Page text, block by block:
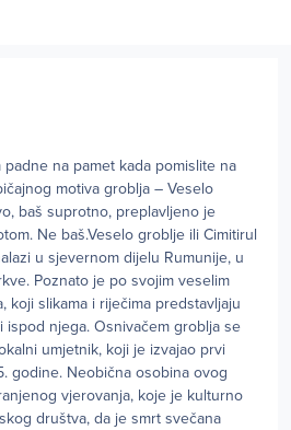
na pamet kada pomislite na
motiva groblja – Veselo
baš suprotno, preplavljeno je
Ne baš.Veselo groblje ili Cimitirul
u sjevernom dijelu Rumunije, u
Poznato je po svojim veselim
koji slikama i riječima predstavljaju
ispod njega. Osnivačem groblja se
umjetnik, koji je izvajao prvi
godine. Neobična osobina ovog
vjerovanja, koje je kulturno
društva, da je smrt svečana